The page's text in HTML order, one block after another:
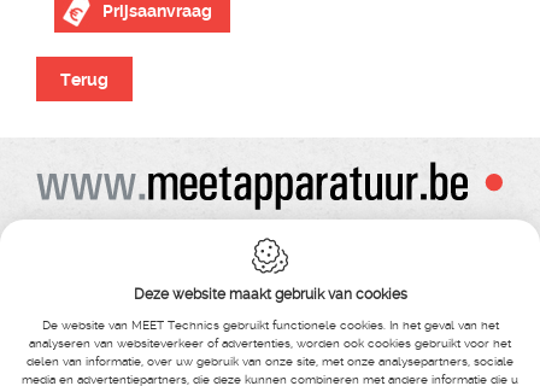
Prijsaanvraag
Terug
Alle prijzen zijn onder voorbehoud van wijziging
Bij bestelling ontvangt u vooraf de levering steeds een orderbevestiging
Copyright© alle rechten voorbehouden , gehele of gedeeldelijke overname van
tekst ,foto’s , video’s , verveelvoudiging op welke wijze dan ook , is niet toegestaan
Technics
Deze website maakt gebruik van cookies
De website van MEET Technics gebruikt functionele cookies. In het geval van het
analyseren van websiteverkeer of advertenties, worden ook cookies gebruikt voor het
delen van informatie, over uw gebruik van onze site, met onze analysepartners, sociale
media en advertentiepartners, die deze kunnen combineren met andere informatie die u